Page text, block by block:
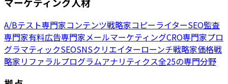
A/Bテスト専門家コンテンツ戦略家コピーライターSEO監査
専門家有料広告専門家メールマーケティングCRO専門家プロ
グラマティックSEOSNSクリエイターローンチ戦略家価格戦
略家リファラルプログラムアナリティクス全25の専門分野